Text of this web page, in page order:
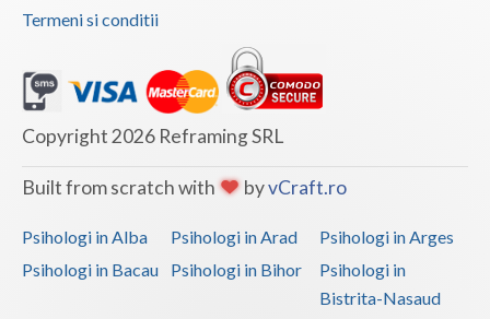
Termeni si conditii
Copyright 2026 Reframing SRL
Built from scratch with byvCraft.ro
Psihologi in Alba Psihologi in Arad
Psihologi in Arges
Psihologi in Bacau
Psihologi in Bihor
Psihologi in
Bistrita-Nasaud